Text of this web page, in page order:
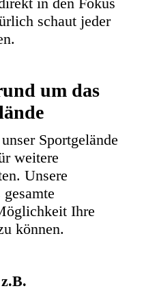
schaut jeder
um das
Sportgelände
weitere
Unsere
Ihre
können.